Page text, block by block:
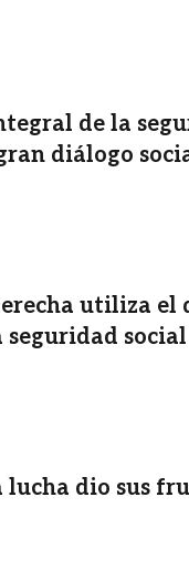
de la
diálogo
utiliza el
seguridad
lucha dio sus